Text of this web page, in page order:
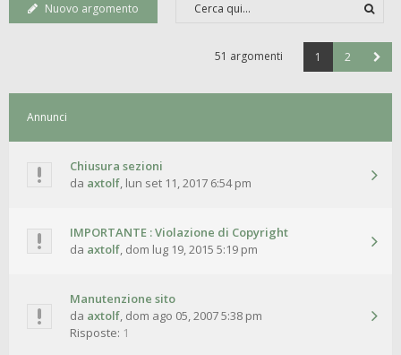
Nuovo argomento
51 argomenti 1 2
Annunci
Chiusura sezioni
da axtolf, lun set 11, 2017 6:54 pm
IMPORTANTE : Violazione di Copyright
da axtolf, dom lug 19, 2015 5:19 pm
Manutenzione sito
da axtolf, dom ago 05, 2007 5:38 pm
Risposte: 1